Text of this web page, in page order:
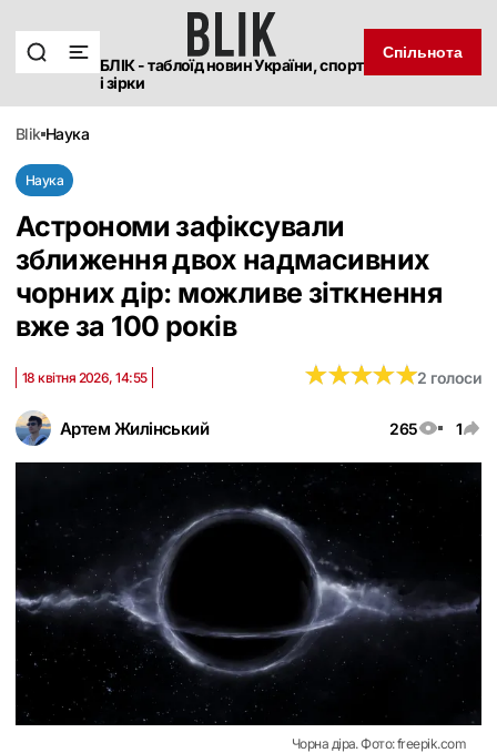
БЛІК - таблоїд новин України, спорт
і зірки
Спільнота
blik наука
Наука
Астрономи зафіксували
зближення двох надмасивних
чорних дір: можливе зіткнення
вже за 100 років
Артем Жилінський 265 1
18 квітня 2026, 14:55 ★★★★★
★★★★★2 голоси
Чорна діра. Фото: freepik.com